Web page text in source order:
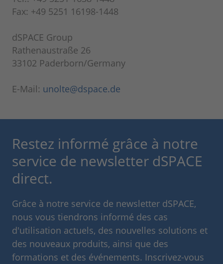
Fax: +49 5251 16198-1448
dSPACE Group
Rathenaustraße 26
33102 Paderborn/Germany
E-Mail: unolte@dspace.de
Restez informé grâce à notre
service de newsletter dSPACE
direct.
Grâce à notre service de newsletter dSPACE,
nous vous tiendrons informé des cas
d'utilisation actuels, des nouvelles solutions et
des nouveaux produits, ainsi que des
formations et des événements. Inscrivez-vous